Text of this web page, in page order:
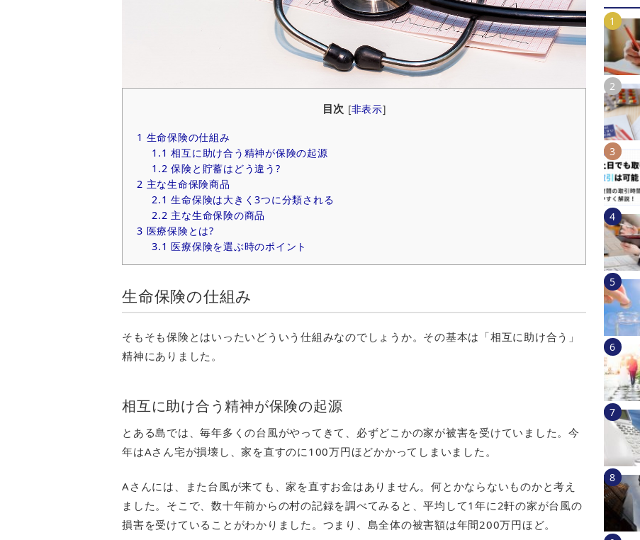
目次 [非表示]
1 生命保険の仕組み
1.1 相互に助け合う精神が保険の起源
1.2 保険と貯蓄はどう違う?
2 主な生命保険商品
2.1 生命保険は大きく3つに分類される
2.2 主な生命保険の商品
3 医療保険とは?
3.1 医療保険を選ぶ時のポイント
生命保険の仕組み
そもそも保険とはいったいどういう仕組みなのでしょうか。その基本は「相互に助け合う」
精神にありました。
相互に助け合う精神が保険の起源
とある島では、毎年多くの台風がやってきて、必ずどこかの家が被害を受けていました。今
年はAさん宅が損壊し、家を直すのに100万円ほどかかってしまいました。
Aさんには、また台風が来ても、家を直すお金はありません。何とかならないものかと考え
ました。そこで、数十年前からの村の記録を調べてみると、平均して1年に2軒の家が台風の
損害を受けていることがわかりました。つまり、島全体の被害額は年間200万円ほど。